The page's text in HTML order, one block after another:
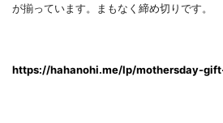
が揃っています。まもなく締め切りです。
https://hahanohi.me/lp/mothersday-